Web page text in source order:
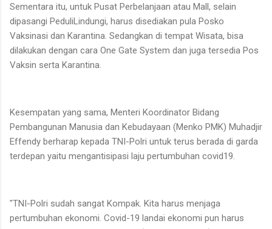
Sementara itu, untuk Pusat Perbelanjaan atau Mall, selain
dipasangi PeduliLindungi, harus disediakan pula Posko
Vaksinasi dan Karantina. Sedangkan di tempat Wisata, bisa
dilakukan dengan cara One Gate System dan juga tersedia Pos
Vaksin serta Karantina.
Kesempatan yang sama, Menteri Koordinator Bidang
Pembangunan Manusia dan Kebudayaan (Menko PMK) Muhadjir
Effendy berharap kepada TNI-Polri untuk terus berada di garda
terdepan yaitu mengantisipasi laju pertumbuhan covid19.
"TNI-Polri sudah sangat Kompak. Kita harus menjaga
pertumbuhan ekonomi. Covid-19 landai ekonomi pun harus